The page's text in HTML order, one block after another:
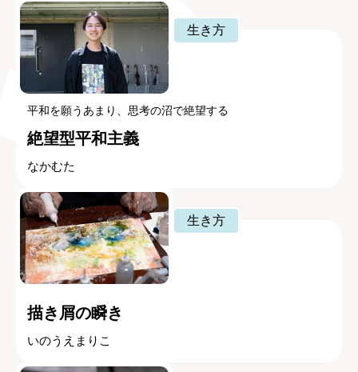
生き方
平和を願うあまり、思考の沼で絶望する
絶望型平和主義
なかむた
生き方
描き屑の瞬き
いのうえまりこ